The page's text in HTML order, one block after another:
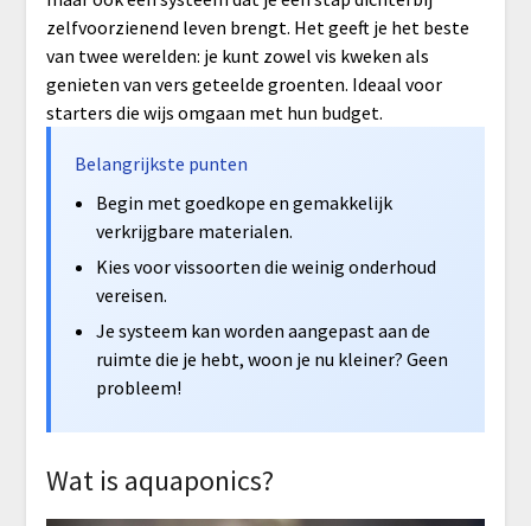
zelfvoorzienend leven brengt. Het geeft je het beste
van twee werelden: je kunt zowel vis kweken als
genieten van vers geteelde groenten. Ideaal voor
starters die wijs omgaan met hun budget.
Belangrijkste punten
Begin met goedkope en gemakkelijk
verkrijgbare materialen.
Kies voor vissoorten die weinig onderhoud
vereisen.
Je systeem kan worden aangepast aan de
ruimte die je hebt, woon je nu kleiner? Geen
probleem!
Wat is aquaponics?